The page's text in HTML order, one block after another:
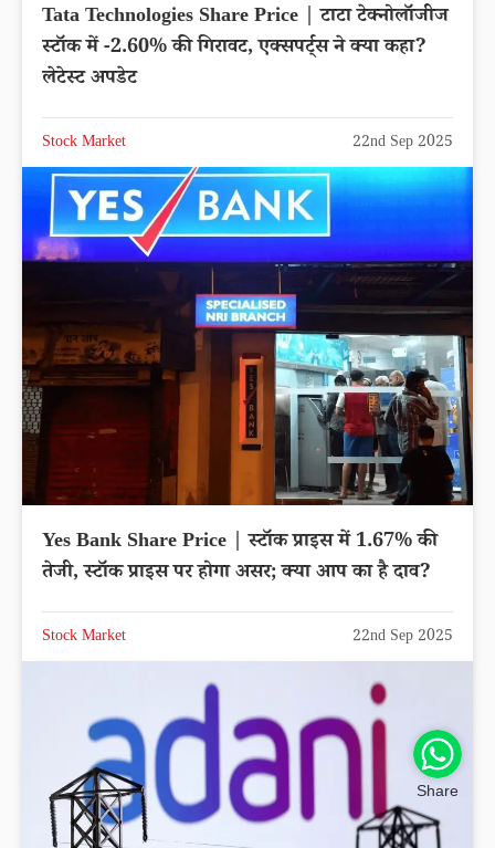
Tata Technologies Share Price | टाटा टेक्नोलॉजीज
स्टॉक में -2.60% की गिरावट, एक्सपर्ट्स ने क्या कहा?
लेटेस्ट अपडेट
Stock Market 22nd Sep 2025
Yes Bank Share Price | स्टॉक प्राइस में 1.67% की
तेजी, स्टॉक प्राइस पर होगा असर; क्या आप का है दाव?
Stock Market 22nd Sep 2025
Share